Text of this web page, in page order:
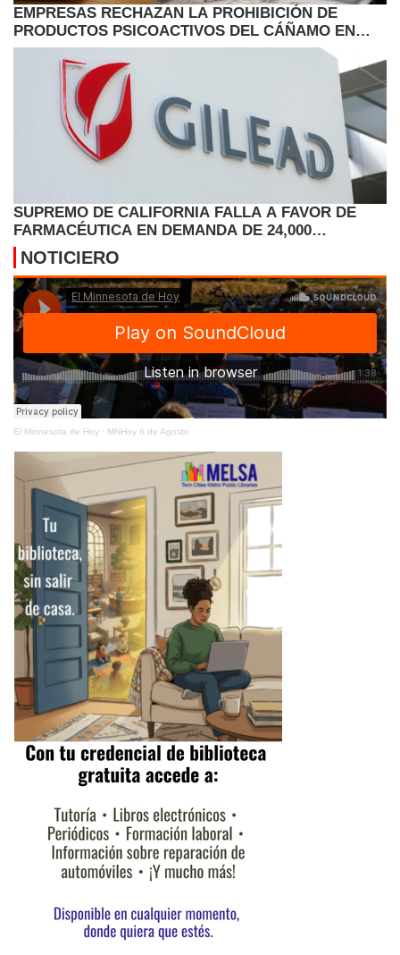
EMPRESAS RECHAZAN LA PROHIBICIÓN DE
PRODUCTOS PSICOACTIVOS DEL CÁÑAMO EN
TEXAS
SUPREMO DE CALIFORNIA FALLA A FAVOR DE
FARMACÉUTICA EN DEMANDA DE 24,000
PERSONAS CON VIH
NOTICIERO
El Minnesota de Hoy · MNHoy 6 de Agosto